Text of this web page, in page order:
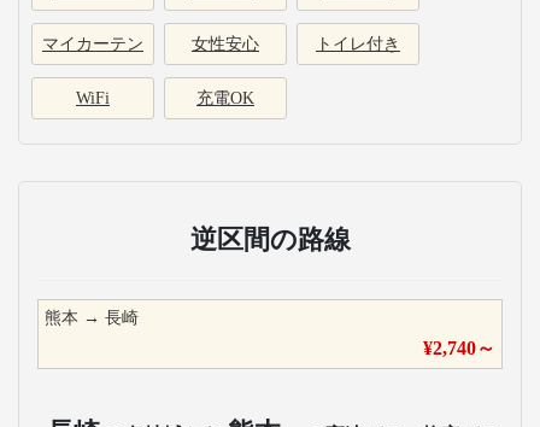
マイカーテン 女性安心 トイレ付き
WiFi 充電OK
逆区間の路線
熊本 → 長崎
¥2,740～